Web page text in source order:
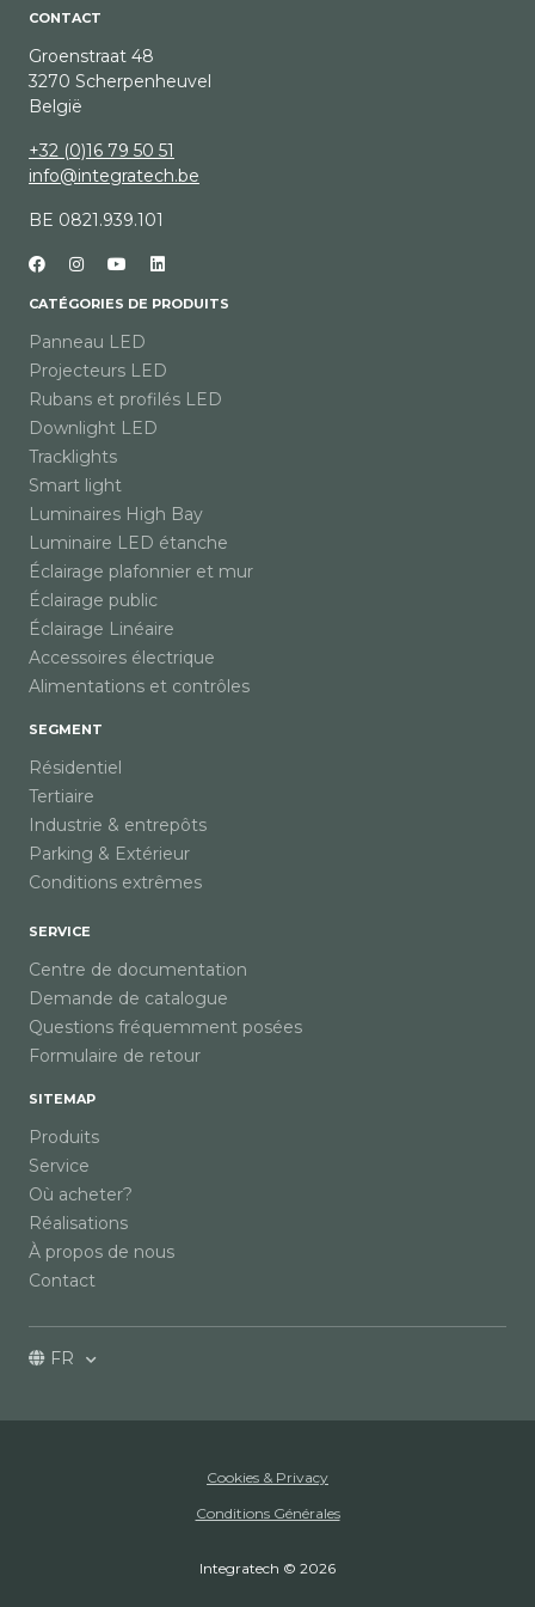
CONTACT
Groenstraat 48
3270 Scherpenheuvel
België
+32 (0)16 79 50 51
info@integratech.be
BE 0821.939.101
CATÉGORIES DE PRODUITS
Panneau LED
Projecteurs LED
Rubans et profilés LED
Downlight LED
Tracklights
Smart light
Luminaires High Bay
Luminaire LED étanche
Éclairage plafonnier et mur
Éclairage public
Éclairage Linéaire
Accessoires électrique
Alimentations et contrôles
SEGMENT
Résidentiel
Tertiaire
Industrie & entrepôts
Parking & Extérieur
Conditions extrêmes
SERVICE
Centre de documentation
Demande de catalogue
Questions fréquemment posées
Formulaire de retour
SITEMAP
Produits
Service
Où acheter?
Réalisations
À propos de nous
Contact
FR
Cookies & Privacy
Conditions Générales
Integratech © 2026